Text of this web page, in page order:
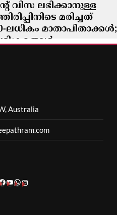
വിസ ലഭിക്കാനുള്ള
മരിച്ചത്
ലധികം മാതാപിതാക്കൾ;
Australia
YouTube
WhatsApp
Instagram